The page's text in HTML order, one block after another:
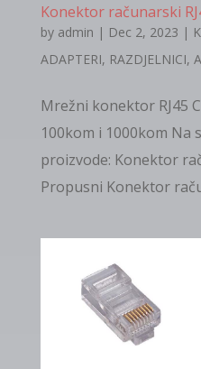
Konektor računarski
by admin | Dec 2, 2023 |
ADAPTERI, RAZDJELNICI,
Mrežni konektor RJ45
100kom i 1000kom Na
proizvode: Konektor
Propusni Konektor